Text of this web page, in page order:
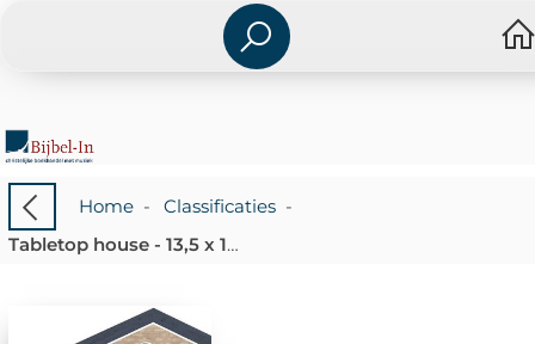
Home- Classificaties-
Tabletop house - 13,5 x 15 cm - Welcome home - 656200928295